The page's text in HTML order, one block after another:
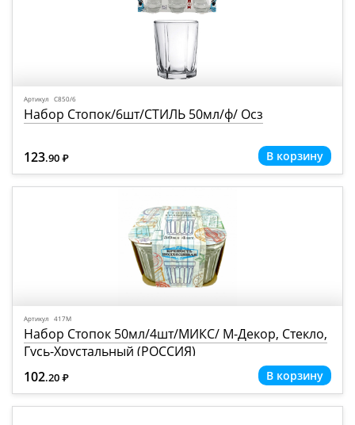
Артикул С850/6
Набор Стопок/6шт/СТИЛЬ 50мл/ф/ Осз
123.90 Р
=
Артикул 417М
Набор Стопок 50мл/4шт/МИКС/ М-Декор, Стекло,
Гусь-Хрустальный (РОССИЯ)
102.20 Р
=